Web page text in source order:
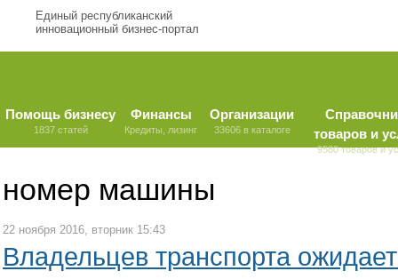
Единый республиканский
инновационный бизнес-портал
Помощь бизнесу
1837 статей
Финансы
Кредиты, лизинг
Организации
33606 в каталоге
товаров и
9580 товаров и
номер машины
22 ноября 2016, вторник 15:43
Владельцев транспорта